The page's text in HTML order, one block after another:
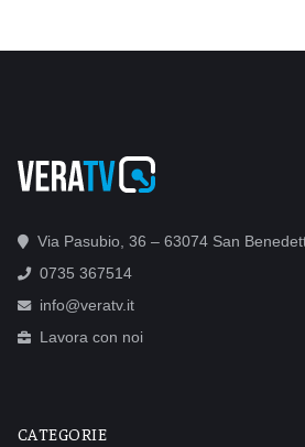
Via Pasubio, 36 – 63074 San
0735 367514
info@veratv.it
Lavora con noi
CATEGORIE